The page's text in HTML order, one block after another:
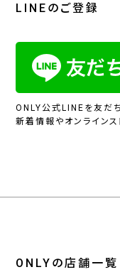
LINEのご登録
ONLY公式LINEを友だち
新着情報やオンライン
ONLYの店舗一覧